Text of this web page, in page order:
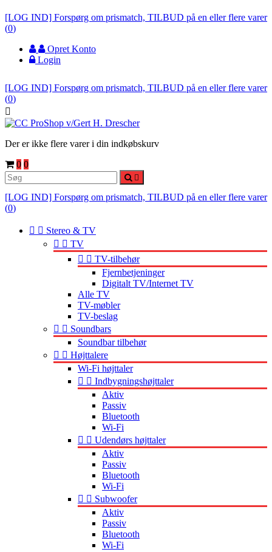
[LOG IND] Forspørg om prismatch, TILBUD på en eller flere varer
(0)
Opret Konto
Login
[LOG IND] Forspørg om prismatch, TILBUD på en eller flere varer
(0)

Der er ikke flere varer i din indkøbskurv
0 0

[LOG IND] Forspørg om prismatch, TILBUD på en eller flere varer
(0)
  Stereo & TV
  TV
  TV-tilbehør
Fjernbetjeninger
Digitalt TV/Internet TV
Alle TV
TV-møbler
TV-beslag
  Soundbars
Soundbar tilbehør
  Højttalere
Wi-Fi højttaler
  Indbygningshøjttaler
Aktiv
Passiv
Bluetooth
Wi-Fi
  Udendørs højttaler
Aktiv
Passiv
Bluetooth
Wi-Fi
  Subwoofer
Aktiv
Passiv
Bluetooth
Wi-Fi